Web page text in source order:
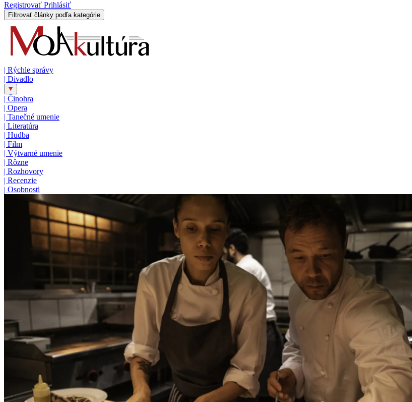
Registrovať Prihlásiť
Filtrovať články podľa kategórie
| Rýchle správy
| Divadlo
| Činohra
| Opera
| Tanečné umenie
| Literatúra
| Hudba
| Film
| Výtvarné umenie
| Rôzne
| Rozhovory
| Recenzie
| Osobnosti